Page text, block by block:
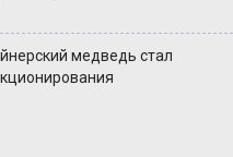
медведь стал